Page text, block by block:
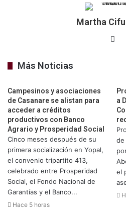
Martha
Sitio
Más Noticias
Campesinos y asociaciones
de Casanare se alistan para
acceder a créditos
productivos con Banco
Agrario y Prosperidad Social
Cinco meses después de su
primera socialización en Yopal,
el convenio tripartito 413,
celebrado entre Prosperidad
Social, el Fondo Nacional de
Garantías y el Banco...
Hace 5 horas
a
de
el